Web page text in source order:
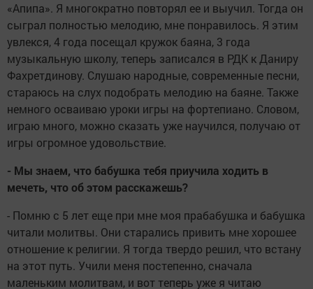
«Апипа». Я многократно повторял ее и выучил. Тогда он
сыграл полностью мелодию, мне понравилось. Я этим
увлекся, 4 года посещал кружок баяна, 3 года
музыкальную школу, теперь записался в РДК к Даниру
Фахретдинову. Слушаю народные, современные песни,
стараюсь на слух подобрать мелодию на баяне. Также
немного осваиваю уроки игры на фортепиано. Словом,
играю много, можно сказать уже научился, получаю от
игры огромное удовольствие.
- Мы знаем, что бабушка тебя приучила ходить в
мечеть, что об этом расскажешь?
- Помню с 5 лет еще при мне моя прабабушка и бабушка
читали молитвы. Они старались привить мне хорошее
отношение к религии. Я тогда твердо решил, что встану
на этот путь. Учили меня постепенно, сначала
маленьким молитвам, и вот теперь уже я читаю